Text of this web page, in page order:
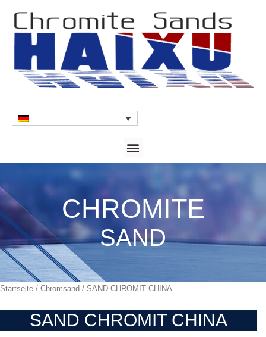
CHROMITE
SAND
Startseite / Chromsand / SAND CHROMIT CHINA
SAND CHROMIT CHINA